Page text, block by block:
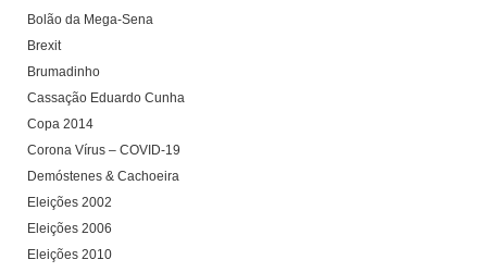
Bolão da Mega-Sena
Brexit
Brumadinho
Cassação Eduardo Cunha
Copa 2014
Corona Vírus – COVID-19
Demóstenes & Cachoeira
Eleições 2002
Eleições 2006
Eleições 2010